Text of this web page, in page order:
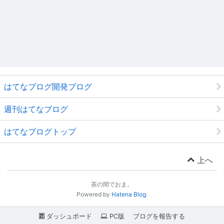
はてなブログ開発ブログ
週刊はてなブログ
はてなブログトップ
上へ
茶の間でおま。
Powered by Hatena Blog.
ダッシュボード PC版 ブログを報告する